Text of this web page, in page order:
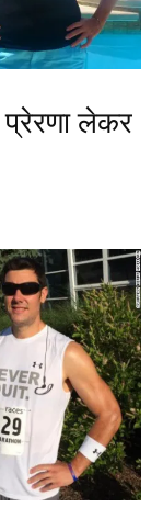
प्रेरणा लेकर